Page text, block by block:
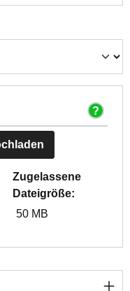
Zugelassene
Dateigröße:
50 MB